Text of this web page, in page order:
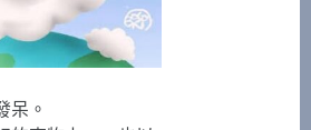
呆。